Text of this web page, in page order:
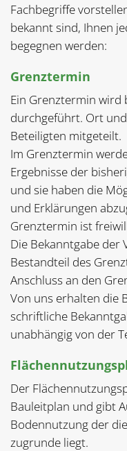
Fachbegriffe
bekannt sind, Ihnen
begegnen werden:
Grenztermin
Ein Grenztermin wird
durchgeführt. Ort
Beteiligten mitgeteilt.
Im Grenztermin
Ergebnisse der
und sie haben die
und Erklärungen
Grenztermin ist
Die Bekanntgabe der
Bestandteil des
Anschluss an den
Von uns erhalten die
schriftliche
unabhängig von der
Der
Bauleitplan und gibt
Bodennutzung der
zugrunde liegt.